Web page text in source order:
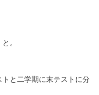
。
と二学期に末テストに分